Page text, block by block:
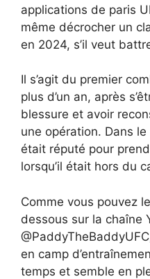
applications de paris
même décrocher un
en 2024, s’il veut
Il s’agit du premier
plus d’un an, après
blessure et avoir
une opération. Dans
était réputé pour
lorsqu’il était hors du
Comme vous pouvez
dessous sur la chaîne
en camp
temps et semble en